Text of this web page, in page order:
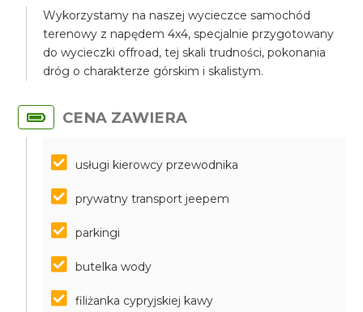
Wykorzystamy na naszej wycieczce samochód
terenowy z napędem 4x4, specjalnie przygotowany
do wycieczki offroad, tej skali trudności, pokonania
dróg o charakterze górskim i skalistym.
CENA ZAWIERA
usługi kierowcy przewodnika
prywatny transport jeepem
parkingi
butelka wody
filiżanka cypryjskiej kawy